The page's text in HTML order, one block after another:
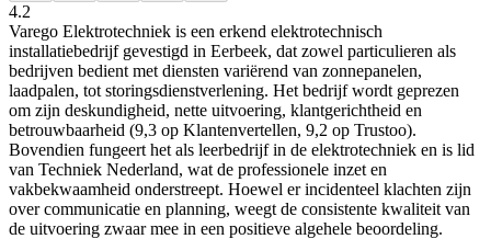
4.2
Varego Elektrotechniek is een erkend elektrotechnisch
installatiebedrijf gevestigd in Eerbeek, dat zowel particulieren als
bedrijven bedient met diensten variërend van zonnepanelen,
laadpalen, tot storingsdienstverlening. Het bedrijf wordt geprezen
om zijn deskundigheid, nette uitvoering, klantgerichtheid en
betrouwbaarheid (9,3 op Klantenvertellen, 9,2 op Trustoo).
Bovendien fungeert het als leerbedrijf in de elektrotechniek en is lid
van Techniek Nederland, wat de professionele inzet en
vakbekwaamheid onderstreept. Hoewel er incidenteel klachten zijn
over communicatie en planning, weegt de consistente kwaliteit van
de uitvoering zwaar mee in een positieve algehele beoordeling.